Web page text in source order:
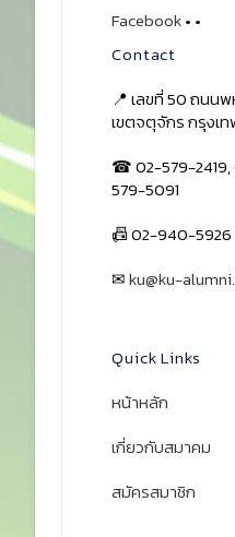
Facebook• •
Contact
📍 เลขที่ 50 ถนน
เขตจตุจักร กรุงเ
☎ 02-579-
579-5091
📠 02-940-5926
✉ku@ku-
Quick Links
หน้าหลัก
เกี่ยวกับสมาคม
สมัครสมาชิก